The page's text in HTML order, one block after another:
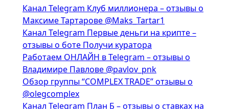
Канал Telegram Клуб миллионера – отзывы о
Максиме Тартарове @Maks_Tartar1
Канал Telegram Первые деньги на крипте –
отзывы о боте Получи куратора
Работаем ОНЛАЙН в Telegram – отзывы о
Владимире Павлове @pavlov_pnk
Обзор группы “COMPLEX TRADE” отзывы о
@olegcomplex
Канал Telegram План Б – отзывы о ставках на